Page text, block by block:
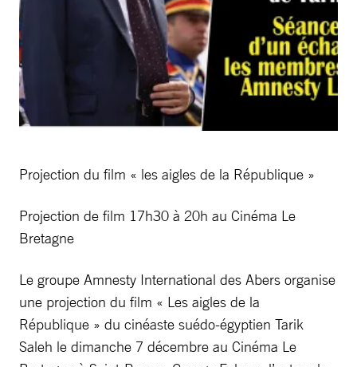
Projection du film « les aigles de la République »
Projection de film 17h30 à 20h au Cinéma Le
Bretagne
Le groupe Amnesty International des Abers organise
une projection du film « Les aigles de la
République » du cinéaste suédo-égyptien Tarik
Saleh le dimanche 7 décembre au Cinéma Le